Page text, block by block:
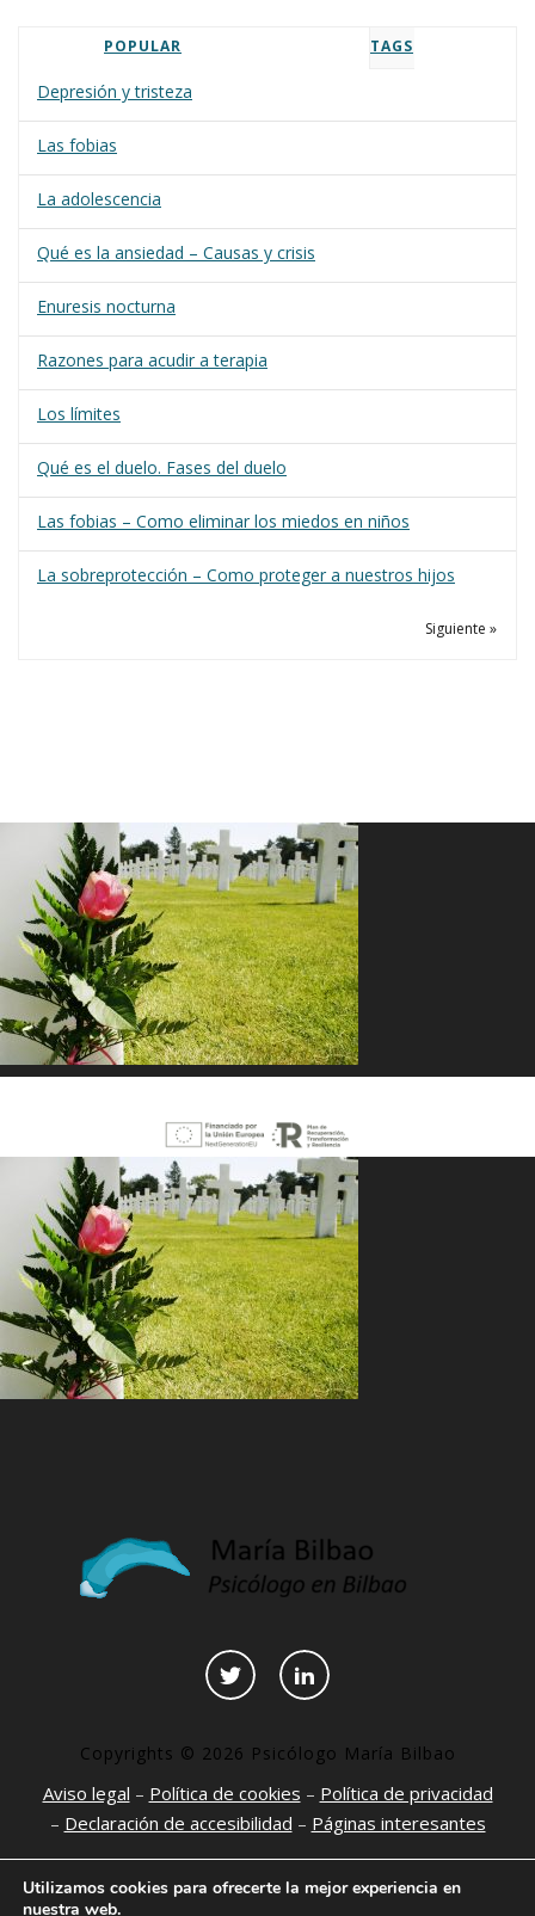
POPULAR TAGS
Depresión y tristeza
Las fobias
La adolescencia
Qué es la ansiedad – Causas y crisis
Enuresis nocturna
Razones para acudir a terapia
Los límites
Qué es el duelo. Fases del duelo
Las fobias – Como eliminar los miedos en niños
La sobreprotección – Como proteger a nuestros hijos
Siguiente »
Copyrights © 2026 Psicólogo María Bilbao
Aviso legal – Política de cookies – Política de privacidad
– Declaración de accesibilidad – Páginas interesantes
Utilizamos cookies para ofrecerte la mejor experiencia en
nuestra web.